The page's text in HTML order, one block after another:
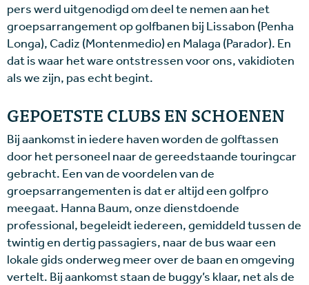
pers werd uitgenodigd om deel te nemen aan het
groepsarrangement op golfbanen bij Lissabon (Penha
Longa), Cadiz (Montenmedio) en Malaga (Parador). En
dat is waar het ware ontstressen voor ons, vakidioten
als we zijn, pas echt begint.
GEPOETSTE CLUBS EN SCHOENEN
Bij aankomst in iedere haven worden de golftassen
door het personeel naar de gereedstaande touringcar
gebracht. Een van de voordelen van de
groepsarrangementen is dat er altijd een golfpro
meegaat. Hanna Baum, onze dienstdoende
professional, begeleidt iedereen, gemiddeld tussen de
twintig en dertig passagiers, naar de bus waar een
lokale gids onderweg meer over de baan en omgeving
vertelt. Bij aankomst staan de buggy’s klaar, net als de